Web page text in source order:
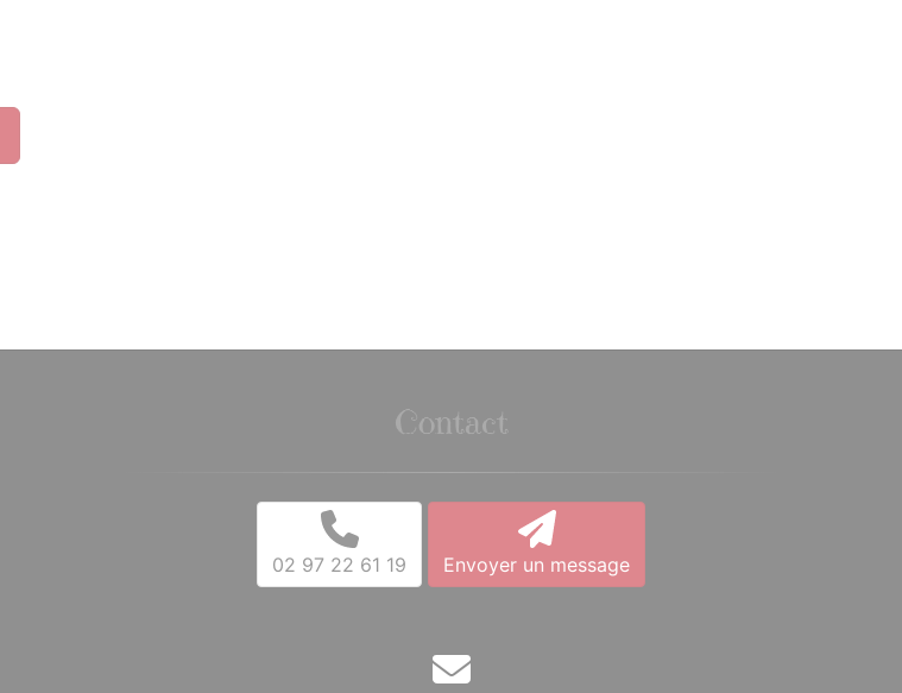
Contact
02 97 22 61 19 Envoyer un message